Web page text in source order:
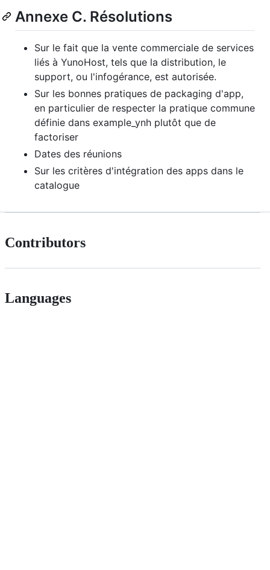
Annexe C. Résolutions
Sur le fait que la vente commerciale de services
liés à YunoHost, tels que la distribution, le
support, ou l'infogérance, est autorisée.
Sur les bonnes pratiques de packaging d'app,
en particulier de respecter la pratique commune
définie dans example_ynh plutôt que de
factoriser
Dates des réunions
Sur les critères d'intégration des apps dans le
catalogue
Contributors
Languages